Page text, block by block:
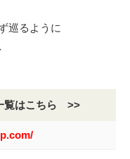
巡るように
覧はこちら >>